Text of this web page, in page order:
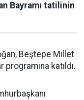
Bayramı tatilinin
Beştepe Millet
katıldı.